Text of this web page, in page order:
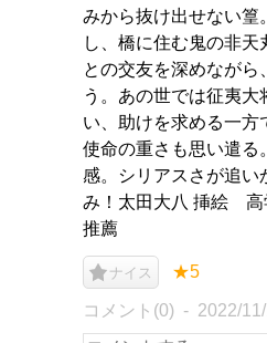
みから抜け出せない篁
し、橋に住む鬼の非
との交友を深めながら
う。あの世では征夷
い、助けを求める一方
使命の重さも思い遣る
感。シリアスさが追い
み！太田大八 挿絵 高
推薦
ナイス ★5
コメント(0) 2022/